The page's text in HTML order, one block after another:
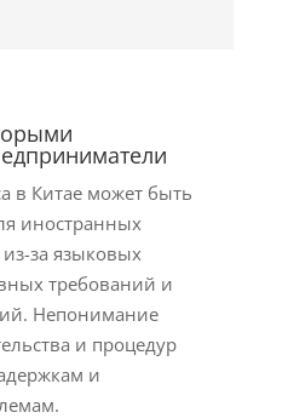
в Китае может быть
иностранных
за языковых
требований и
Непонимание
и процедур
и